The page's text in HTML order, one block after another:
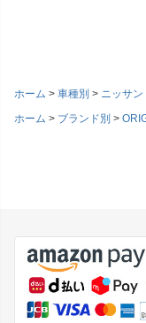
ホーム 車種別 ニッサン
ホーム
ブランド別